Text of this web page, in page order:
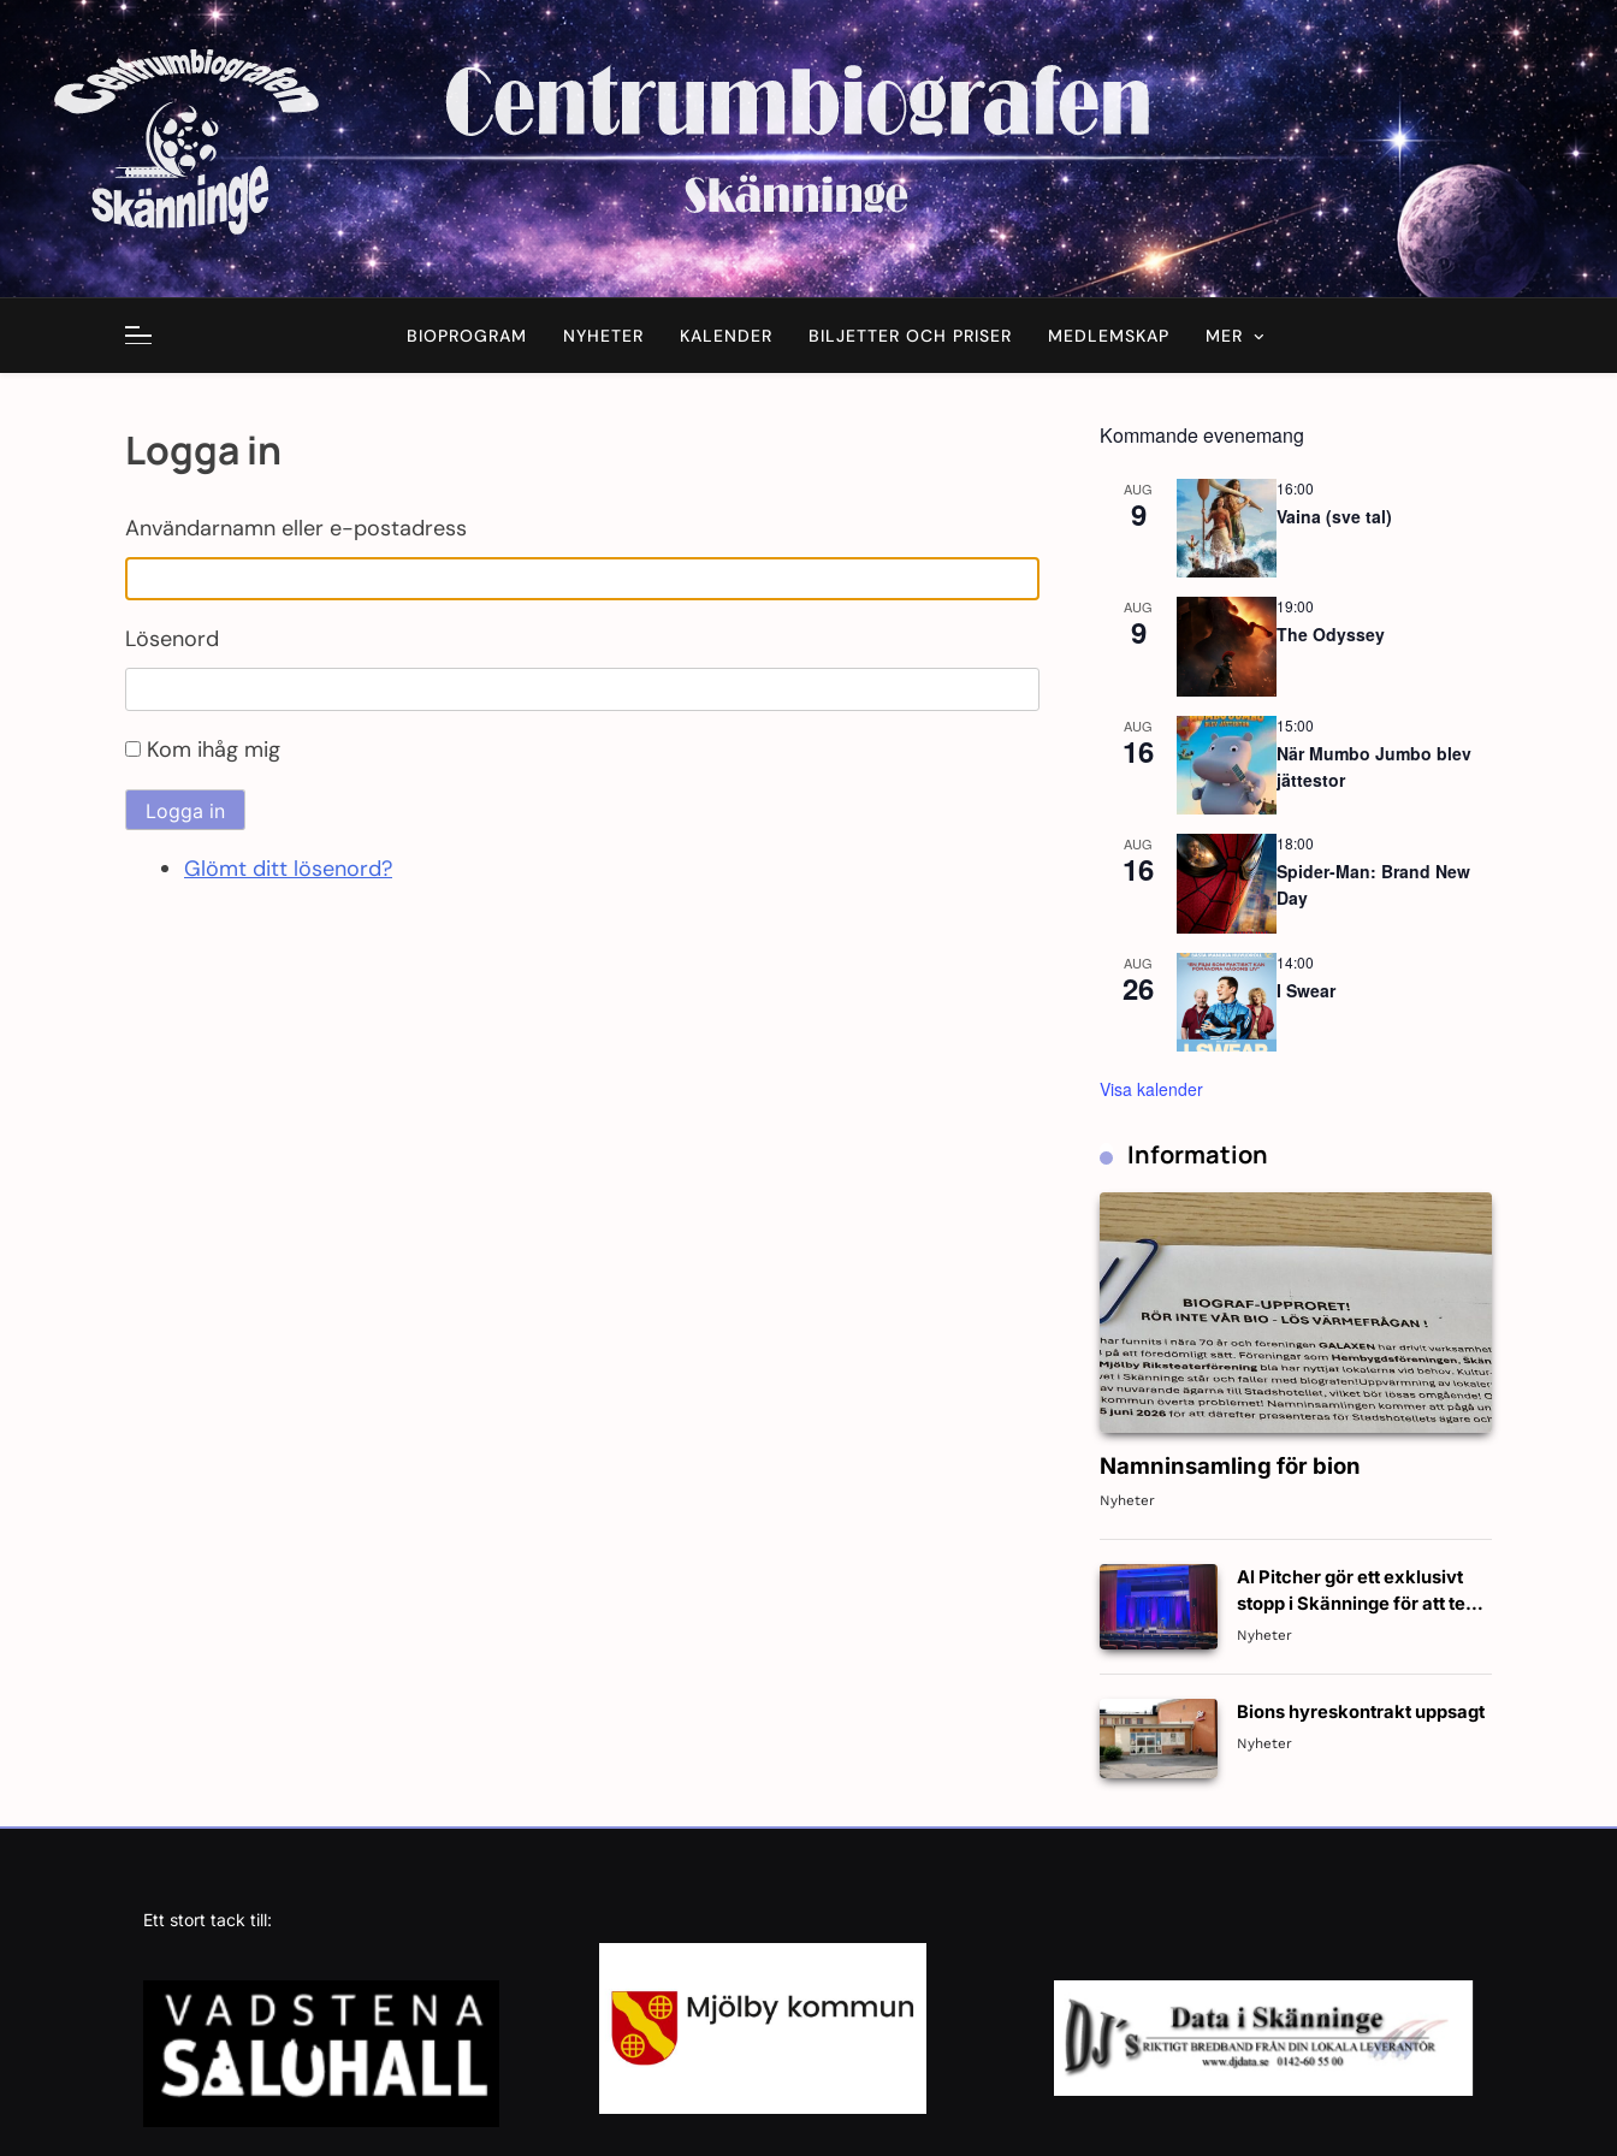
Skip
to
content
BIOPROGRAM NYHETER KALENDER BILJETTER OCH PRISER MEDLEMSKAP MER
Logga in
Användarnamn eller e-postadress
Lösenord
Kom ihåg mig
Logga in
Glömt ditt lösenord?
Kommande evenemang
AUG
9
16:00
Vaina (sve tal)
AUG
9
19:00
The Odyssey
AUG
16
15:00
När Mumbo Jumbo blev
jättestor
AUG
16
18:00
Spider-Man: Brand New
Day
AUG
26
14:00
I Swear
Visa kalender
Information
Namninsamling för bion
Nyheter
Al Pitcher gör ett exklusivt
stopp i Skänninge för att testa
nytt material inför nästa
Nyheter
Bions hyreskontrakt uppsagt
Nyheter
Ett stort tack till: